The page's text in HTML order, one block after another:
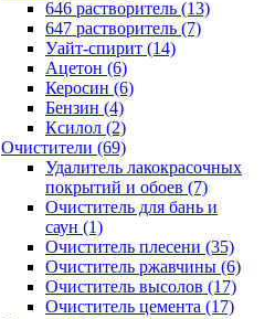
646 растворитель (13)
647 растворитель (7)
Уайт-спирит (14)
Ацетон (6)
Керосин (6)
Бензин (4)
Ксилол (2)
Очистители (69)
Удалитель лакокрасочных
покрытий и обоев (7)
Очиститель для бань и
саун (1)
Очиститель плесени (35)
Очиститель ржавчины (6)
Очиститель высолов (17)
Очиститель цемента (17)